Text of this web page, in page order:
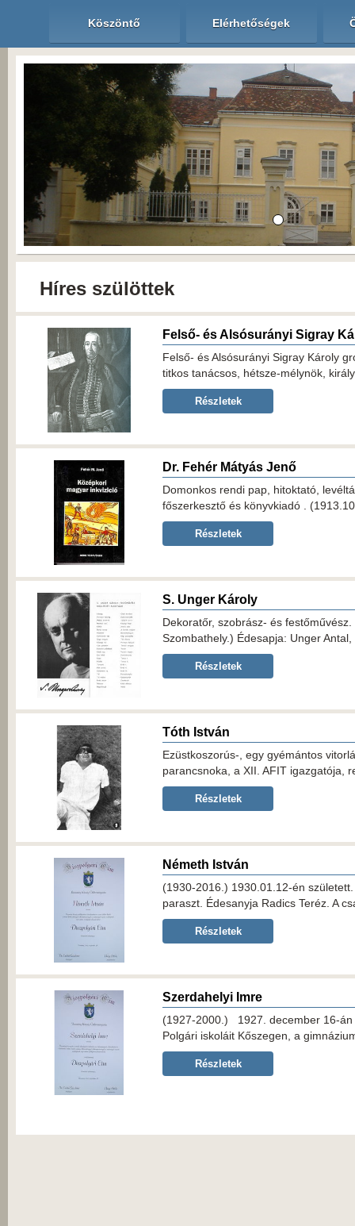
Köszöntő Elérhetőségek
Híres szülöttek
Felső- és Alsósurányi Sigray
Felső- és Alsósurányi Sigray Károly
titkos tanácsos, hétsze-mélynök,
Részletek
Dr. Fehér Mátyás Jenő
Domonkos rendi pap, hitoktató,
főszerkesztő és könyvkiadó .
Részletek
S. Unger Károly
Dekoratőr, szobrász- és
Szombathely.) Édesapja: Unger
Részletek
Tóth István
Ezüstkoszorús-, egy gyémántos
parancsnoka, a XII. AFIT igazgatója,
Részletek
Németh István
(1930-2016.) 1930.01.12-én
paraszt. Édesanyja Radics Teréz. A
Részletek
Szerdahelyi Imre
(1927-2000.) 1927. december 16-
Polgári iskoláit Kőszegen, a
Részletek